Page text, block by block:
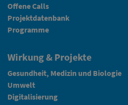
Offene Calls
Projektdatenbank
Programme
Wirkung & Projekte
Gesundheit, Medizin und Biologie
Umwelt
Digitalisierung